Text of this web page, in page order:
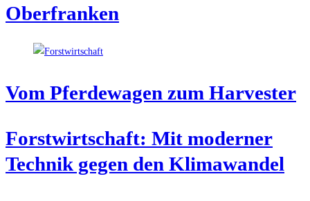
Oberfranken
Vom Pfer­de­wa­gen zum Harvester
Forst­wirt­schaft: Mit moder­ner
Tech­nik gegen den Klimawandel